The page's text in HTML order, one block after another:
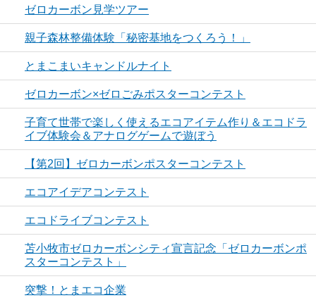
ゼロカーボン見学ツアー
親子森林整備体験「秘密基地をつくろう！」
とまこまいキャンドルナイト
ゼロカーボン×ゼロごみポスターコンテスト
子育て世帯で楽しく使えるエコアイテム作り＆エコドラ
イブ体験会＆アナログゲームで遊ぼう
【第2回】ゼロカーボンポスターコンテスト
エコアイデアコンテスト
エコドライブコンテスト
苫小牧市ゼロカーボンシティ宣言記念「ゼロカーボンポ
スターコンテスト」
突撃！とまエコ企業